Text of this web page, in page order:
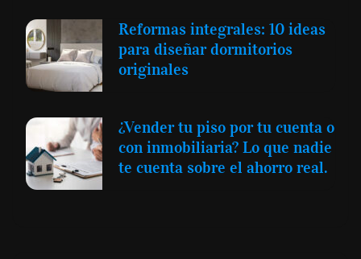
Reformas integrales: 10 ideas
para diseñar dormitorios
originales
¿Vender tu piso por tu cuenta o
con inmobiliaria? Lo que nadie
te cuenta sobre el ahorro real.